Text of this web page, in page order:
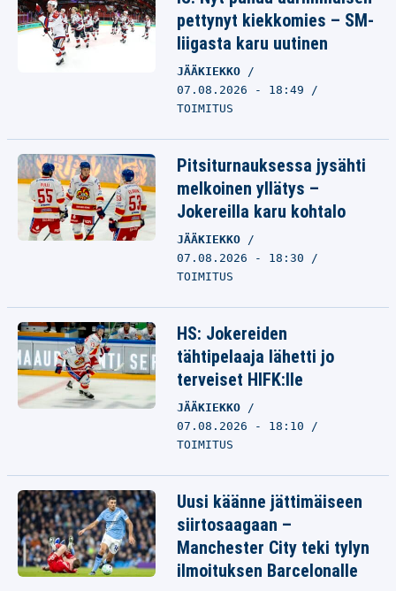
pettynyt kiekkomies – SM-
liigasta karu uutinen
JÄÄKIEKKO
07.08.2026 - 18:49
TOIMITUS
Pitsiturnauksessa jysähti
melkoinen yllätys –
Jokereilla karu kohtalo
JÄÄKIEKKO
07.08.2026 - 18:30
TOIMITUS
HS: Jokereiden
tähtipelaaja lähetti jo
terveiset HIFK:lle
JÄÄKIEKKO
07.08.2026 - 18:10
TOIMITUS
Uusi käänne jättimäiseen
siirtosaagaan –
Manchester City teki tylyn
ilmoituksen Barcelonalle